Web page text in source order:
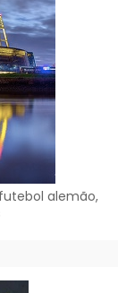
alemão,